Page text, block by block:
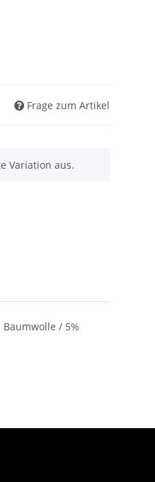
Frage zum Artikel
Variation aus.
/ 5%